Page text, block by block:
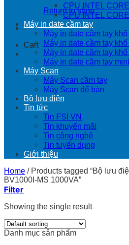
Return to shop
Cart
CPU INTEL
CPU INTEL
Máy in date cầm tay
Máy in date cầm tay
Máy in date cầm tay
Máy in date cầm tay
Máy in date cầm tay mini
Máy Scan
Máy Scan cầm tay
Máy Scan để bàn
Bộ lưu điện
Tin tức
Tin FSI VN
Tin khuyến mãi
Tin công nghệ
Tin tuyển dụng
Giới thiệu
Home /Products tagged “Bộ lưu
BV1000I-MS 1000VA”
Filter
Showing the single result
Danh mục sản phẩm